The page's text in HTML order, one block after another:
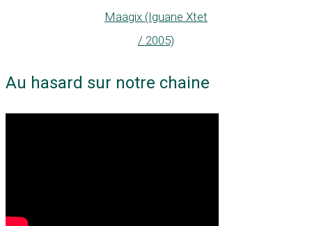
Maagix (Iguane Xtet
/ 2005)
Au hasard sur notre chaine